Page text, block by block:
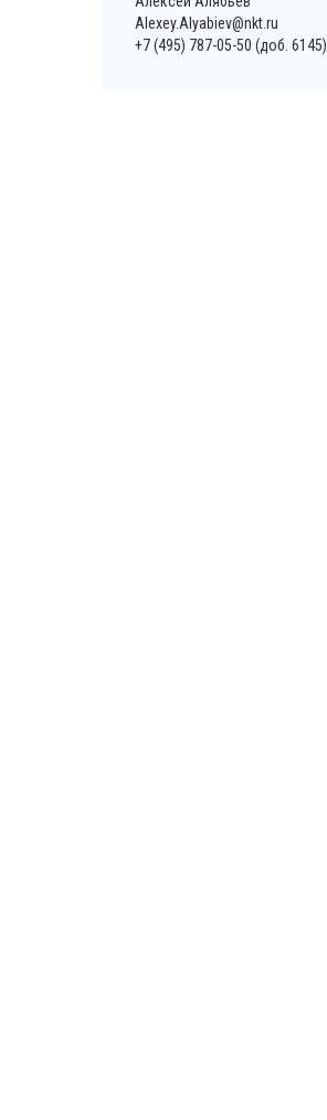
Alexey.Alyabiev@nkt.ru
+7 (495) 787-05-50 (доб. 6145)